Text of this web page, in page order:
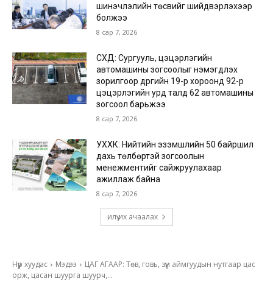
шинэчлэлийн төсвийг шийдвэрлэхээр
болжээ
8 сар 7, 2026
СХД: Сургууль, цэцэрлэгийн
автомашины зогсоолыг нэмэгдүүлэх
зорилгоор дүүргийн 19-р хороонд 92-р
цэцэрлэгийн урд талд 62 автомашины
зогсоол барьжээ
8 сар 7, 2026
УХХК: Нийтийн эзэмшлийн 50 байршил
дахь төлбөртэй зогсоолын
менежментийг сайжруулахаар
ажиллаж байна
8 сар 7, 2026
илүү их ачаалах